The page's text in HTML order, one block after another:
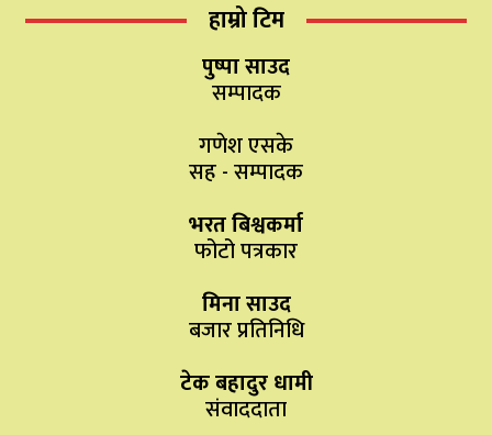
हाम्रो टिम
पुष्पा साउद
सम्पादक
गणेश एसके
सह - सम्पादक
भरत बिश्वकर्मा
फोटो पत्रकार
मिना साउद
बजार प्रतिनिधि
टेक बहादुर धामी
संवाददाता